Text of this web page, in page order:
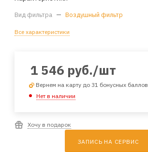
Вид фильтра — Воздушный фильтр
Все характеристики
1 546 руб./шт
Вернем на карту до 31 бонусных баллов
Нет в наличии
Хочу в подарок
ЗАПИСЬ НА СЕРВИС